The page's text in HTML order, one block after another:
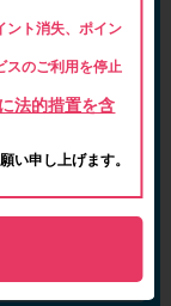
ント消失、ポイン
スのご利用を停止
法的措置を含
い申し上げます。